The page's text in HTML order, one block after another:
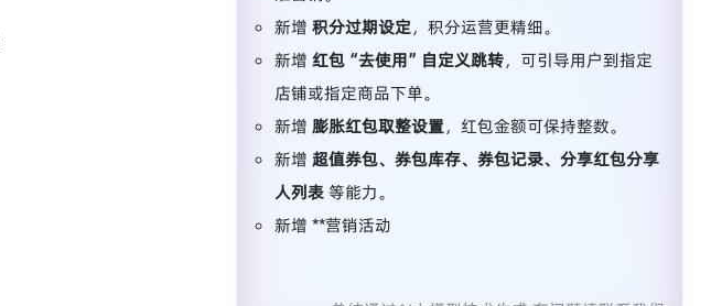
新增 积分过期设定，积分运营更精细。
新增 红包“去使用”自定义跳转，可引导用户到指定
店铺或指定商品下单。
新增 膨胀红包取整设置，红包金额可保持整数。
新增 超值券包、券包库存、券包记录、分享红包分享
人列表等能力。
新增 营销活动限制会员组